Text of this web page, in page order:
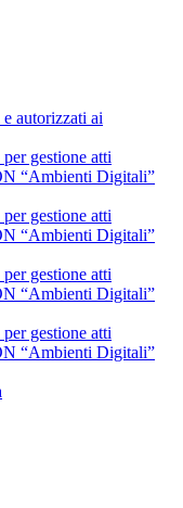
autorizzati ai
gestione atti
“Ambienti Digitali”
gestione atti
“Ambienti Digitali”
gestione atti
“Ambienti Digitali”
gestione atti
“Ambienti Digitali”